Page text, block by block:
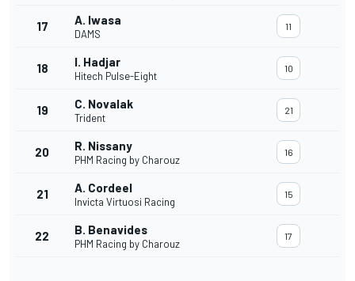
17 A. Iwasa
DAMS
11
18 I. Hadjar
Hitech Pulse-Eight
10
19 C. Novalak
Trident
21
20 R. Nissany
PHM Racing by Charouz
16
21 A. Cordeel
Invicta Virtuosi Racing
15
22 B. Benavides
PHM Racing by Charouz
17